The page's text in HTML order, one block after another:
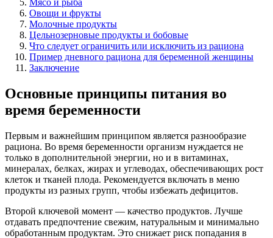
Овощи и фрукты
Молочные продукты
Цельнозерновые продукты и бобовые
Что следует ограничить или исключить из рациона
Пример дневного рациона для беременной женщины
Заключение
Основные принципы питания во
время беременности
Первым и важнейшим принципом является разнообразие
рациона. Во время беременности организм нуждается не
только в дополнительной энергии, но и в витаминах,
минералах, белках, жирах и углеводах, обеспечивающих рост
клеток и тканей плода. Рекомендуется включать в меню
продукты из разных групп, чтобы избежать дефицитов.
Второй ключевой момент — качество продуктов. Лучше
отдавать предпочтение свежим, натуральным и минимально
обработанным продуктам. Это снижает риск попадания в